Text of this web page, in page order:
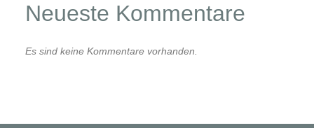
Neueste Kommentare
Es sind keine Kommentare vorhanden.